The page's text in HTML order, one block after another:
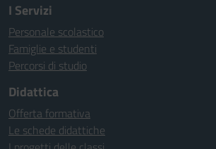
I Servizi
Personale scolastico
Famiglie e studenti
Percorsi di studio
Didattica
Offerta formativa
Le schede didattiche